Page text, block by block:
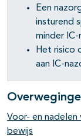
Een
insturend
minder
Het risico
aan IC-
Voor- en
bewijs